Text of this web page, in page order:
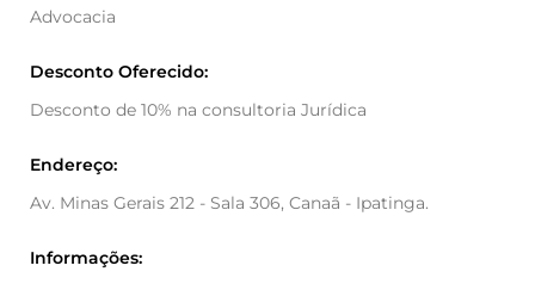
Advocacia
Desconto Oferecido:
Desconto de 10% na consultoria Jurídica
Endereço:
Av. Minas Gerais 212 - Sala 306, Canaã - Ipatinga.
Informações: